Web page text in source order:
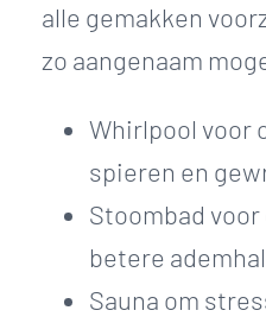
alle gemakken
zo aangenaam
Whirlpool voor
spieren en
Stoombad
betere
Sauna om